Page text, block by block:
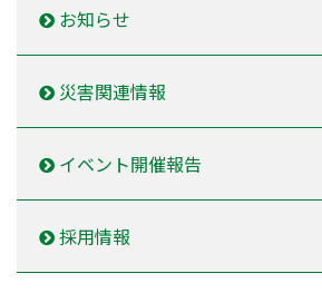
お知らせ
災害関連情報
イベント開催報告
採用情報